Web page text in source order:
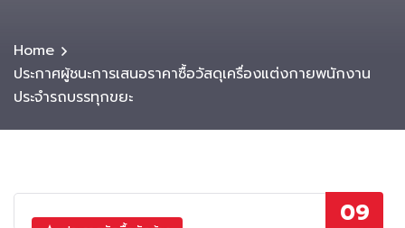
Home
ประกาศผู้ชนะการเสนอราคาซื้อวัสดุเครื่องแต่งกายพนักงาน
ประจำรถบรรทุกขยะ
09